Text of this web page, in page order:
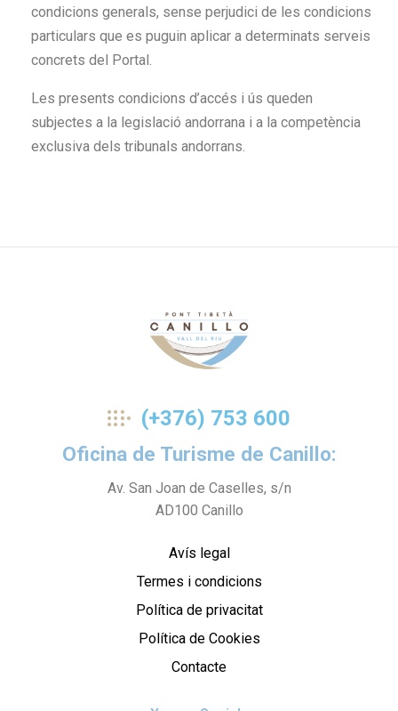
condicions generals, sense perjudici de les condicions
particulars que es puguin aplicar a determinats serveis
concrets del Portal.
Les presents condicions d’accés i ús queden
subjectes a la legislació andorrana i a la competència
exclusiva dels tribunals andorrans.
Tibetà
(+376) 753 600
Oficina de Turisme de Canillo:
Av. San Joan de Caselles, s/n
AD100 Canillo
Avís legal
Termes i condicions
Política de privacitat
Política de Cookies
Contacte